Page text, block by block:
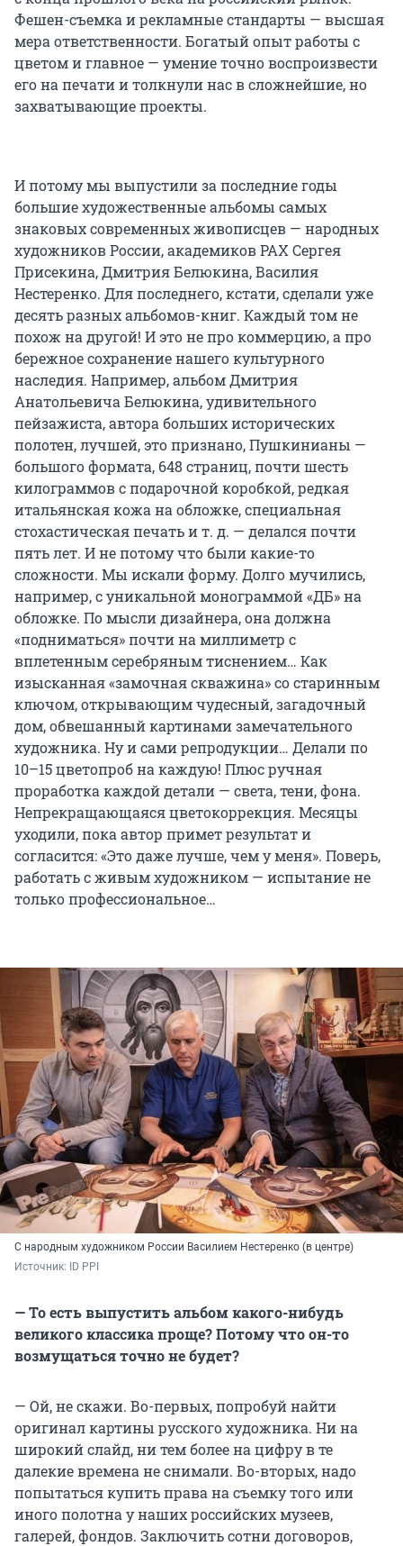
Фешен-съемка и рекламные стандарты — высшая
мера ответственности. Богатый опыт работы с
цветом и главное — умение точно воспроизвести
его на печати и толкнули нас в сложнейшие, но
захватывающие проекты.
И потому мы выпустили за последние годы
большие художественные альбомы самых
знаковых современных живописцев — народных
художников России, академиков РАХ Сергея
Присекина, Дмитрия Белюкина, Василия
Нестеренко. Для последнего, кстати, сделали уже
десять разных альбомов-книг. Каждый том не
похож на другой! И это не про коммерцию, а про
бережное сохранение нашего культурного
наследия. Например, альбом Дмитрия
Анатольевича Белюкина, удивительного
пейзажиста, автора больших исторических
полотен, лучшей, это признано, Пушкинианы —
большого формата, 648 страниц, почти шесть
килограммов с подарочной коробкой, редкая
итальянская кожа на обложке, специальная
стохастическая печать и т. д. — делался почти
пять лет. И не потому что были какие-то
сложности. Мы искали форму. Долго мучились,
например, с уникальной монограммой «ДБ» на
обложке. По мысли дизайнера, она должна
«подниматься» почти на миллиметр с
вплетенным серебряным тиснением… Как
изысканная «замочная скважина» со старинным
ключом, открывающим чудесный, загадочный
дом, обвешанный картинами замечательного
художника. Ну и сами репродукции… Делали по
10–15 цветопроб на каждую! Плюс ручная
проработка каждой детали — света, тени, фона.
Непрекращающаяся цветокоррекция. Месяцы
уходили, пока автор примет результат и
согласится: «Это даже лучше, чем у меня». Поверь,
работать с живым художником — испытание не
только профессиональное…
С народным художником России Василием Нестеренко (в центре)
Источник: ID PPI
— То есть выпустить альбом какого-нибудь
великого классика проще? Потому что он-то
возмущаться точно не будет?
— Ой, не скажи. Во-первых, попробуй найти
оригинал картины русского художника. Ни на
широкий слайд, ни тем более на цифру в те
далекие времена не снимали. Во-вторых, надо
попытаться купить права на съемку того или
иного полотна у наших российских музеев,
галерей, фондов. Заключить сотни договоров,